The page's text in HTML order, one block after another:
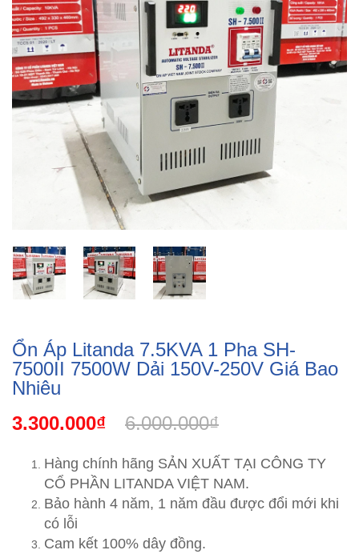
Ổn Áp Litanda 7.5KVA 1 Pha SH-
7500II 7500W Dải 150V-250V Giá Bao
Nhiêu
3.300.000₫
6.000.000₫
Hàng chính hãng SẢN XUẤT TẠI CÔNG TY
CỔ PHẦN LITANDA VIỆT NAM.
Bảo hành 4 năm, 1 năm đầu được đổi mới khi
có lỗi
Cam kết 100% dây đồng.